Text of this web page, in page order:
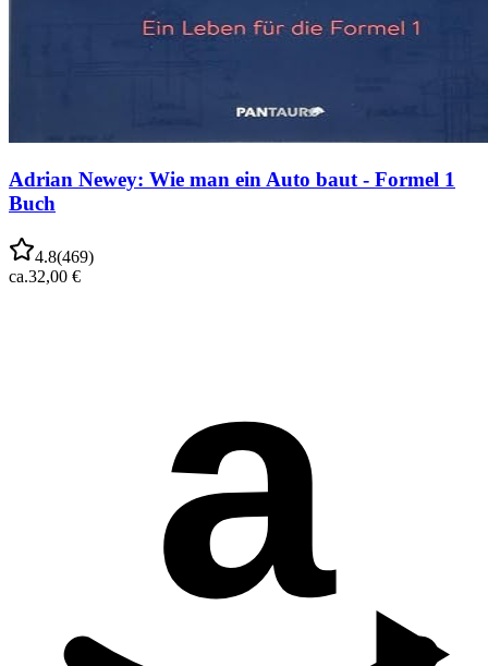
Adrian Newey: Wie man ein Auto baut - Formel 1
Buch
4.8(469)
ca.32,00 €
a